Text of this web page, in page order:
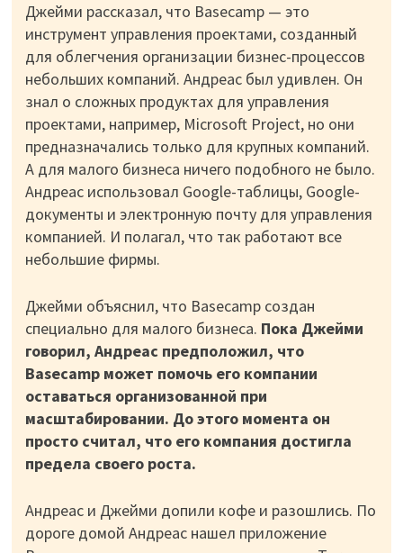
Джейми рассказал, что Basecamp — это
инструмент управления проектами, созданный
для облегчения организации бизнес-процессов
небольших компаний. Андреас был удивлен. Он
знал о сложных продуктах для управления
проектами, например, Microsoft Project, но они
предназначались только для крупных компаний.
А для малого бизнеса ничего подобного не было.
Андреас использовал Google-таблицы, Google-
документы и электронную почту для управления
компанией. И полагал, что так работают все
небольшие фирмы.
Джейми объяснил, что Basecamp создан
специально для малого бизнеса. Пока Джейми
говорил, Андреас предположил, что
Basecamp может помочь его компании
оставаться организованной при
масштабировании. До этого момента он
просто считал, что его компания достигла
предела своего роста.
Андреас и Джейми допили кофе и разошлись. По
дороге домой Андреас нашел приложение